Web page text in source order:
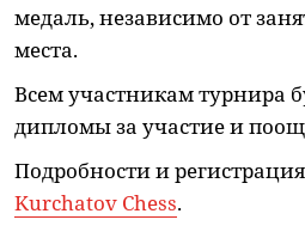
медаль, независимо от
места.
Всем участникам турнира
дипломы за участие и
Подробности и
Kurchatov Chess.